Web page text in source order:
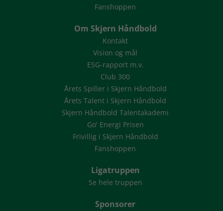
Fanshoppen
Om Skjern Håndbold
Kontakt
Vision og mål
ESG-rapport m.v.
Club 300
Årets Spiller i Skjern Håndbold
Årets Talent i Skjern Håndbold
Skjern Håndbold Talentakademi
Go' Energi Prisen
Frivillig i Skjern Håndbold
Fanshoppen
Ligatruppen
Se hele truppen
Sponsorer